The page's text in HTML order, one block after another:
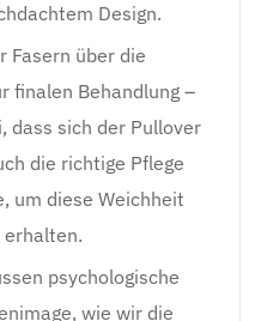
Design.
Fasern über die
finalen Behandlung –
dass sich der Pullover
die richtige Pflege
um diese Weichheit
erhalten.
psychologische
wie wir die